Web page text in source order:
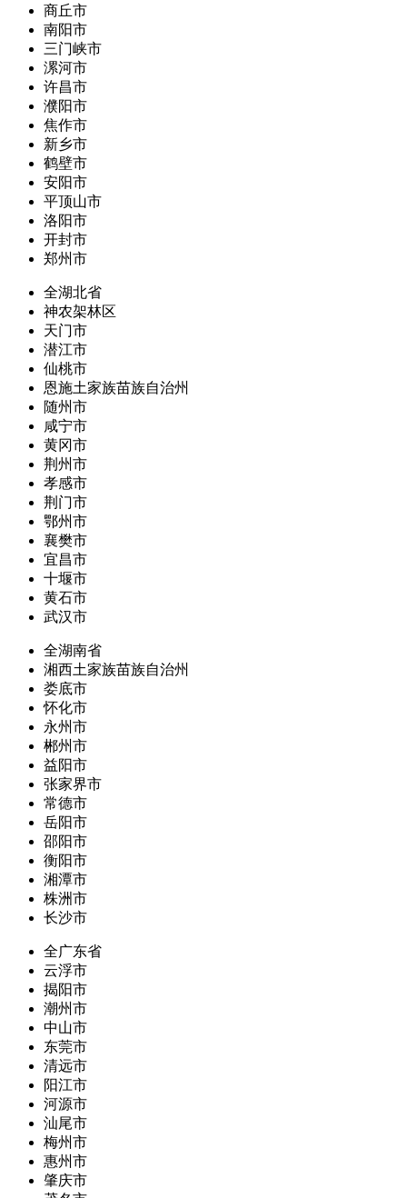
商丘市
南阳市
三门峡市
漯河市
许昌市
濮阳市
焦作市
新乡市
鹤壁市
安阳市
平顶山市
洛阳市
开封市
郑州市
全湖北省
神农架林区
天门市
潜江市
仙桃市
恩施土家族苗族自治州
随州市
咸宁市
黄冈市
荆州市
孝感市
荆门市
鄂州市
襄樊市
宜昌市
十堰市
黄石市
武汉市
全湖南省
湘西土家族苗族自治州
娄底市
怀化市
永州市
郴州市
益阳市
张家界市
常德市
岳阳市
邵阳市
衡阳市
湘潭市
株洲市
长沙市
全广东省
云浮市
揭阳市
潮州市
中山市
东莞市
清远市
阳江市
河源市
汕尾市
梅州市
惠州市
肇庆市